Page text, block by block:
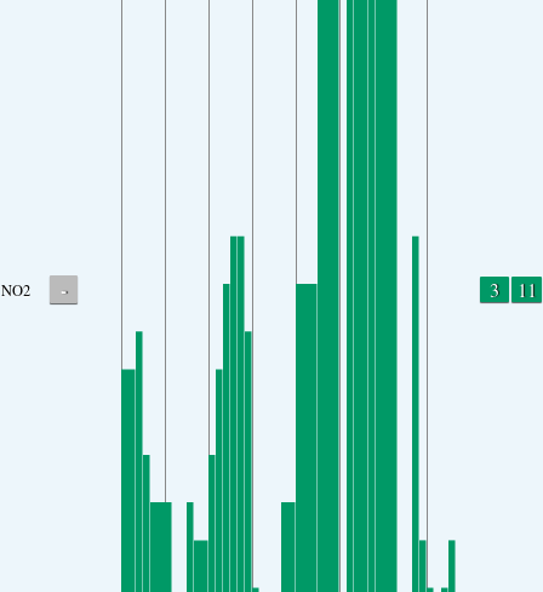
NO2 - 3 11